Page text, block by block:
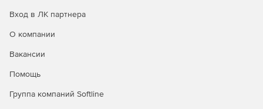
Вход в ЛК партнера
О компании
Вакансии
Помощь
Группа компаний Softline